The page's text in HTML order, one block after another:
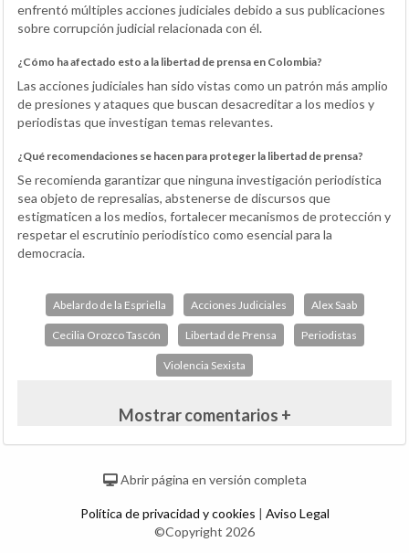
enfrentó múltiples acciones judiciales debido a sus publicaciones
sobre corrupción judicial relacionada con él.
¿Cómo ha afectado esto a la libertad de prensa en Colombia?
Las acciones judiciales han sido vistas como un patrón más amplio
de presiones y ataques que buscan desacreditar a los medios y
periodistas que investigan temas relevantes.
¿Qué recomendaciones se hacen para proteger la libertad de prensa?
Se recomienda garantizar que ninguna investigación periodística
sea objeto de represalias, abstenerse de discursos que
estigmaticen a los medios, fortalecer mecanismos de protección y
respetar el escrutinio periodístico como esencial para la
democracia.
Abelardo de la Espriella Acciones Judiciales Alex Saab
Cecilia Orozco Tascón Libertad de Prensa Periodistas
Violencia Sexista
Mostrar comentarios +
Abrir página en versión completa
Política de privacidad y cookies | Aviso Legal
©Copyright 2026